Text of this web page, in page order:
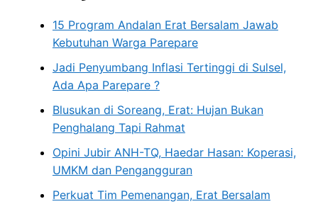
15 Program Andalan Erat Bersalam Jawab
Kebutuhan Warga Parepare
Jadi Penyumbang Inflasi Tertinggi di Sulsel,
Ada Apa Parepare ?
Blusukan di Soreang, Erat: Hujan Bukan
Penghalang Tapi Rahmat
Opini Jubir ANH-TQ, Haedar Hasan: Koperasi,
UMKM dan Pengangguran
Perkuat Tim Pemenangan, Erat Bersalam